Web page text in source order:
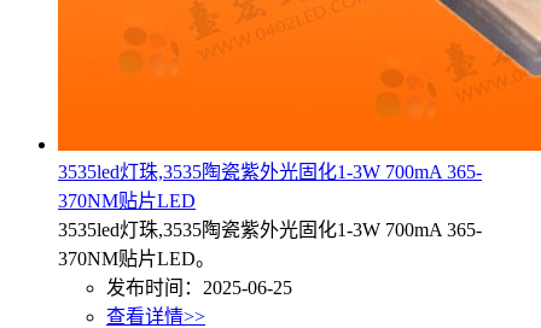
3535led灯珠,3535陶瓷紫外光固化1-3W 700mA 365-
370NM贴片LED
3535led灯珠,3535陶瓷紫外光固化1-3W 700mA 365-
370NM贴片LED。
发布时间：2025-06-25
查看详情>>